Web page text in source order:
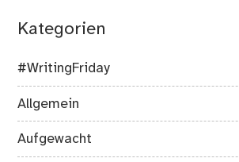
Kategorien
#WritingFriday
Allgemein
Aufgewacht